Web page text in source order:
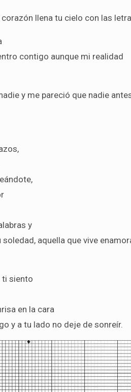
llena tu cielo con las
contigo aunque mi realidad
y me pareció que nadie
y
aquella que vive
ti siento
en la cara
y a tu lado no deje de sonreír.